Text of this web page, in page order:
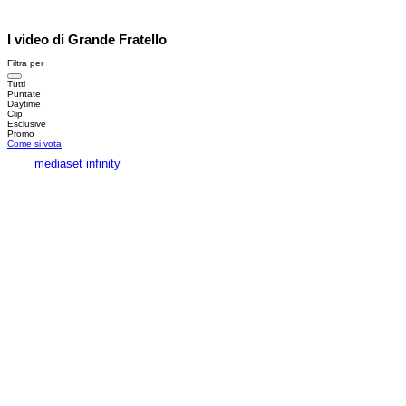
I video di Grande Fratello
Filtra per
Tutti
Puntate
Daytime
Clip
Esclusive
Promo
Come si vota
mediaset infinity